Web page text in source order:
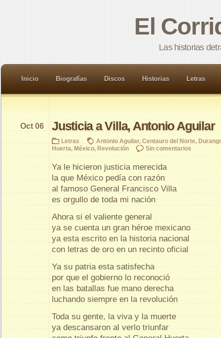
El
Las historias
Inicio Biografías Discos Historias Letras
Justicia a Villa, Antonio Aguilar
Oct 06
Letras Antonio Aguilar, Centauro del Norte,
Huerta, México, Revolución Sin comentarios
Ya le hicieron justicia merecida
la que México pedía con razón
al famoso General Francisco Villa
es orgullo de toda mi nación
Ahora si el valiente general
ya se cuenta un gran héroe mexicano
ya esta escrito en la historia nacional
con letras de oro en un recinto oficial
Ya su patria esta satisfecha
por que el gobierno lo reconoció
en las batallas fue mano derecha
luchando siempre en la revolución
Toda su gente, la viva y la muerte
ya descansaron al verlo triunfar